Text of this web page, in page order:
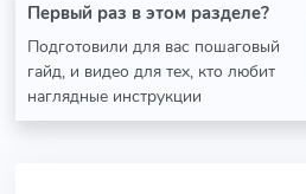
Первый раз в этом разделе?
Подготовили для вас пошаговый
гайд, и видео для тех, кто любит
наглядные инструкции